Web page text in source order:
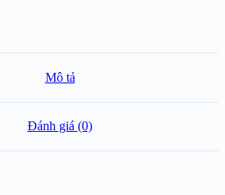
Mô tả
Đánh giá (0)